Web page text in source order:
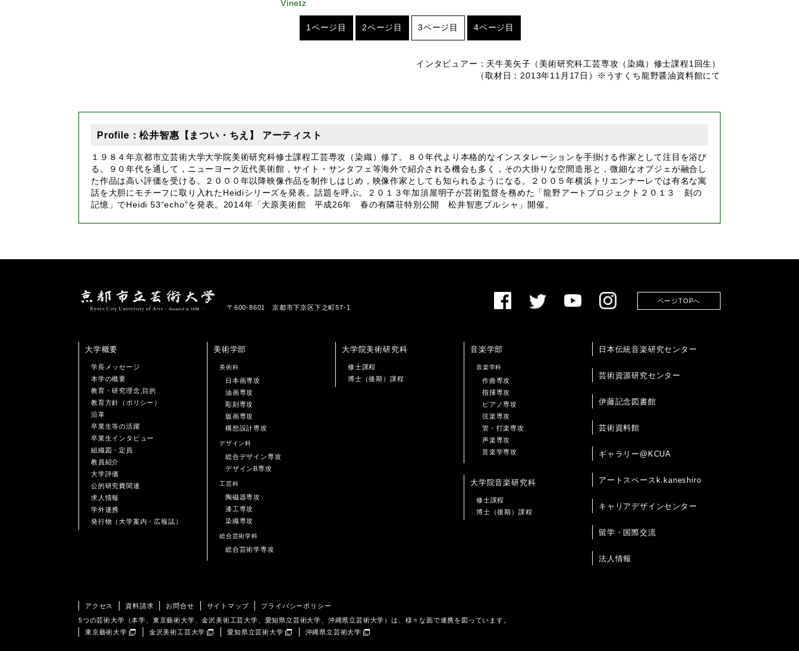
Vinetz
1ページ目 2ページ目 3ページ目 4ページ目
インタビュアー：天牛美矢子（美術研究科工芸専攻（染織）修士課程1回生）
（取材日：2013年11月17日）※うすくち龍野醤油資料館にて
Profile：松井智惠【まつい・ちえ】 アーティスト
１９８４年京都市立芸術大学大学院美術研究科修士課程工芸専攻（染織）修了。
８０年代より本格的なインスタレーションを手掛ける作家として注目を浴び
る。９０年代を通して，ニューヨーク近代美術館，サイト・サンタフェ等海外で紹介される機会も多く，その大掛りな空間造形と，微細なオブジェが融合し
た作品は高い評価を受ける。２０００年以降映像作品を制作しはじめ，映像作家としても知られるようになる。２００５年横浜トリエンナーレでは有名な寓
話を大胆にモチーフに取り入れたHeidiシリーズを発表。話題を呼ぶ。２０１３年加須屋明子が芸術監督を務めた「龍野アートプロジェクト２０１３ 刻の
記憶」でHeidi 53“echo”を発表。2014年「大原美術館 平成26年 春の有隣荘特別公開 松井智恵プルシャ」開催。
〒600-8601 京都市下京区下之町57-1
ページTOPへ
大学概要
学長メッセージ
本学の概要
教育・研究理念,目的
教育方針（ポリシー）
沿革
卒業生等の活躍
卒業生インタビュー
組織図・定員
教員紹介
大学評価
公的研究費関連
求人情報
学外連携
発行物（大学案内・広報誌）
美術学部
美術科
日本画専攻
油画専攻
彫刻専攻
版画専攻
構想設計専攻
デザイン科
総合デザイン専攻
デザインB専攻
工芸科
陶磁器専攻
漆工専攻
染織専攻
総合芸術学科
総合芸術学専攻
大学院美術研究科
修士課程
博士（後期）課程
音楽学部
音楽学科
作曲専攻
指揮専攻
ピアノ専攻
弦楽専攻
管・打楽専攻
声楽専攻
音楽学専攻
大学院音楽研究科
修士課程
博士（後期）課程
日本伝統音楽研究センター
芸術資源研究センター
伊藤記念図書館
芸術資料館
ギャラリー@KCUA
アートスペースk.kaneshiro
キャリアデザインセンター
留学・国際交流
法人情報
アクセス 資料請求 お問合せ サイトマップ
プライバシーポリシー
5つの芸術大学（本学、東京藝術大学、金沢美術工芸大学、愛知県立芸術大学、沖縄県立芸術大学）は、様々な面で連携を図っています。
東京藝術大学
金沢美術工芸大学 愛知県立芸術大学 沖縄県立芸術大学